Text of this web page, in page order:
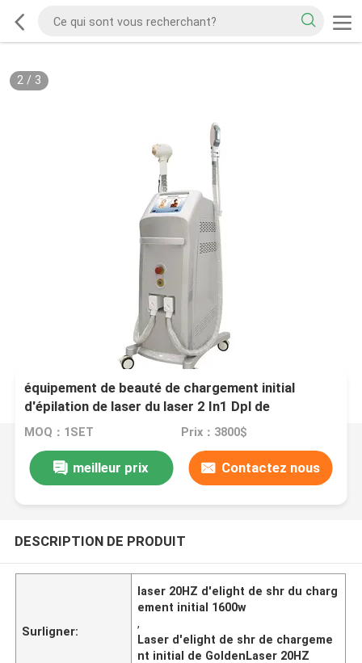
2/ 3
équipement de beauté de chargement initial
d'épilation de laser du laser 2 In1 Dpl de
chargement initial Shr Elight de 1600w 20HZ
MOQ：1SET Prix：3800$
meilleur prix Contactez nous
DESCRIPTION DE PRODUIT
Surligner:
laser 20HZ d'elight de shr du charg
ement initial 1600w
,
Laser d'elight de shr de chargeme
nt initial de GoldenLaser 20HZ